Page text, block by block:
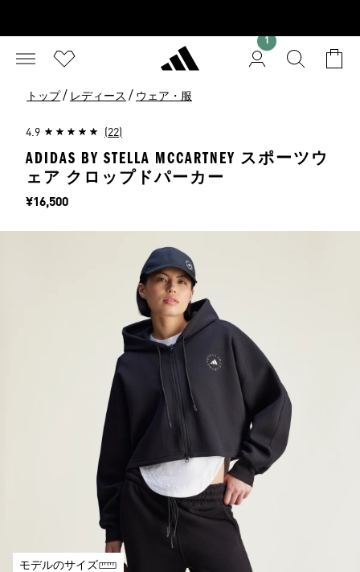
1
トップ / レディース / ウェア・服
4.9 (22)
ADIDAS BY STELLA MCCARTNEY スポーツウ
ェア クロップドパーカー
価格
¥16,500
モデルのサイズ